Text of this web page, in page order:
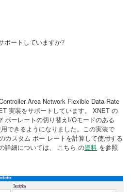
ポートしていますか?
Area Network Flexible Data-Rate
実装をサポートしています。 XNET の
ボーレートの切り替えI/Oモードのある
できるようになりました。この実装で
カスタム ボー レートを計算して使用する
詳細については、 こちら の資料 を参照